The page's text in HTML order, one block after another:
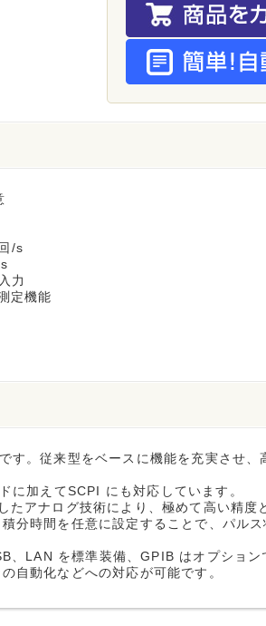
/s
力
定機能
す。従来型をベースに機能を充実させ、
に加えてSCPI にも対応しています。
たアナログ技術により、極めて高い精度
分時間を任意に設定することで、パル
、LAN を標準装備、GPIB はオプショ
自動化などへの対応が可能です。